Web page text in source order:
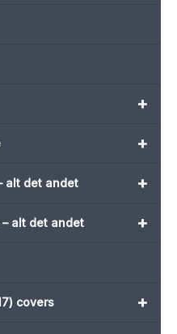
+
+
+
alt det andet
+
– alt det andet
+
covers